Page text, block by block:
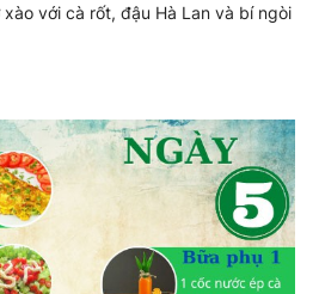
với cà rốt, đậu Hà Lan và bí ngòi